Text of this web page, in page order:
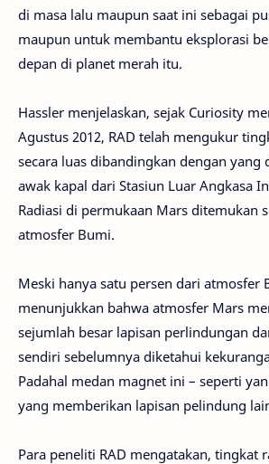
di masa lalu maupun saat ini sebagai
maupun untuk membantu eksplorasi
depan di planet merah itu.
Hassler menjelaskan, sejak Curiosity
Agustus 2012, RAD telah mengukur
secara luas dibandingkan dengan yang
awak kapal dari Stasiun Luar Angkasa
Radiasi di permukaan Mars ditemukan
atmosfer Bumi.
Meski hanya satu persen dari atmosfer
menunjukkan bahwa atmosfer Mars
sejumlah besar lapisan perlindungan
sendiri sebelumnya diketahui
Padahal medan magnet ini – seperti
yang memberikan lapisan pelindung
Para peneliti RAD mengatakan, tingkat